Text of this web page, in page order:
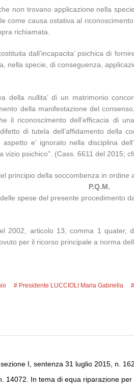
non trovano applicazione nella
come causa ostativa al
richiamata.
dall’incapacita’ psichica di
specie, di conseguenza,
della nullita’ di un matrimonio
della manifestazione del
il riconoscimento dell’efficacia di
di tutela dell’affidamento della
e’ ignorato nella disciplina
psichico”. (Cass. 6611 del 2015;
principio della soccombenza in ordine
P.Q.M.
spese del presente procedimento
2002, articolo 13, comma 1
per il ricorso principale a norma
Presidente LUCCIOLI Maria Gabriella
I, sentenza 31 luglio 2015, n.
14072. In tema di equa riparazione